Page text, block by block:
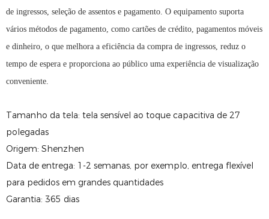
de ingressos, seleção de assentos e pagamento. O equipamento suporta
vários métodos de pagamento, como cartões de crédito, pagamentos móveis
e dinheiro, o que melhora a eficiência da compra de ingressos, reduz o
tempo de espera e proporciona ao público uma experiência de visualização
conveniente.
Tamanho da tela: tela sensível ao toque capacitiva de 27
polegadas
Origem: Shenzhen
Data de entrega: 1-2 semanas, por exemplo, entrega flexível
para pedidos em grandes quantidades
Garantia: 365 dias